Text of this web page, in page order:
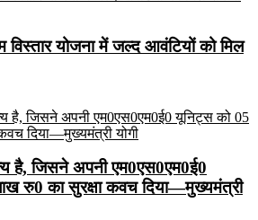
विस्तार योजना में जल्द आवंटियों को मिल
है, जिसने अपनी एम0एस0एम0ई0
रु0 का सुरक्षा कवच दिया—मुख्यमंत्री